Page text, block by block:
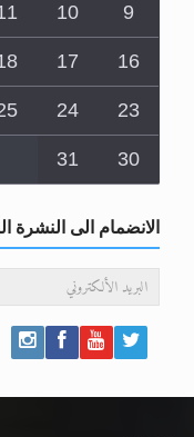
9
10
16
17
23
24
30
31
الانضمام الى النشرة